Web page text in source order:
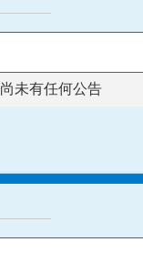
尚未有任何公告